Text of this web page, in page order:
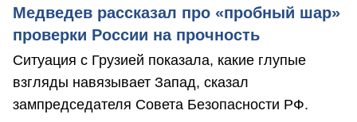
Медведев рассказал про «пробный шар»
проверки России на прочность
Ситуация с Грузией показала, какие глупые
взгляды навязывает Запад, сказал
зампредседателя Совета Безопасности РФ.